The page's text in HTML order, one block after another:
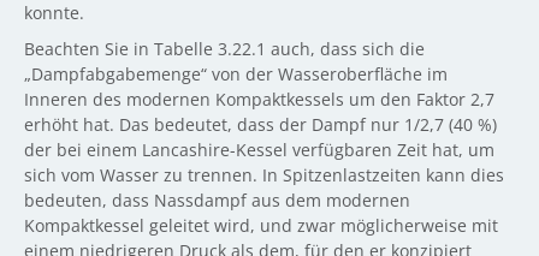
konnte.
Beachten Sie in Tabelle 3.22.1 auch, dass sich die
„Dampfabgabemenge“ von der Wasseroberfläche im
Inneren des modernen Kompaktkessels um den Faktor 2,7
erhöht hat. Das bedeutet, dass der Dampf nur 1/2,7 (40 %)
der bei einem Lancashire-Kessel verfügbaren Zeit hat, um
sich vom Wasser zu trennen. In Spitzenlastzeiten kann dies
bedeuten, dass Nassdampf aus dem modernen
Kompaktkessel geleitet wird, und zwar möglicherweise mit
einem niedrigeren Druck als dem, für den er konzipiert